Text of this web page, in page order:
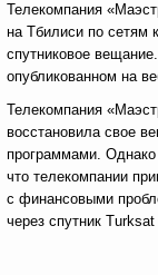
Телекомпания
на Тбилиси по сетям
спутниковое
опубликованном на
Телекомпания
восстановила свое
программами. Однако
что телекомпании
с финансовыми
через спутник